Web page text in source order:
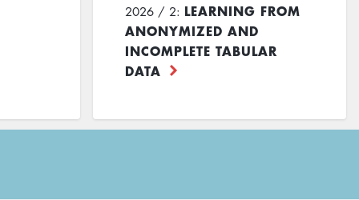
2026 / 2: LEARNING FROM
ANONYMIZED AND
INCOMPLETE TABULAR
DATA